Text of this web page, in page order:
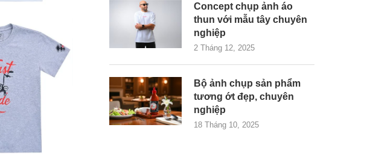
Concept chụp ảnh áo
thun với mẫu tây chuyên
nghiệp
2 Tháng 12, 2025
Bộ ảnh chụp sản phẩm
tương ớt đẹp, chuyên
nghiệp
18 Tháng 10, 2025